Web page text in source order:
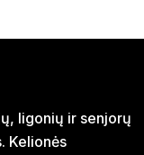
ligonių ir senjorų
Kelionės